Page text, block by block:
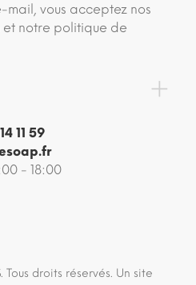
mail, vous acceptez nos
notre politique de
11 59
- 18:00
droits réservés. Un site